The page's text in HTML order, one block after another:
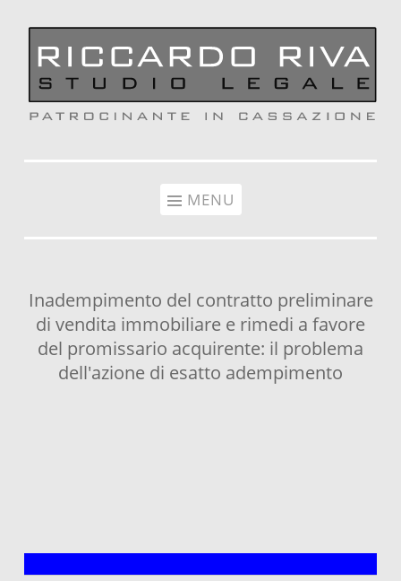
MENU
Inadempimento del contratto preliminare
di vendita immobiliare e rimedi a favore
del promissario acquirente: il problema
dell'azione di esatto adempimento